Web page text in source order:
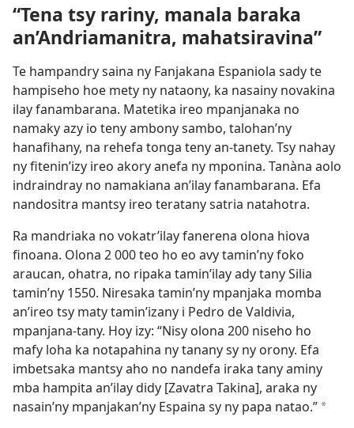
“Tena tsy rariny, manala baraka
an’Andriamanitra, mahatsiravina”
Te hampandry saina ny Fanjakana Espaniola sady te
hampiseho hoe mety ny nataony, ka nasainy novakina
ilay fanambarana. Matetika ireo mpanjanaka no
namaky azy io teny ambony sambo, talohan’ny
hanafihany, na rehefa tonga teny an-tanety. Tsy nahay
ny fitenin’izy ireo akory anefa ny mponina. Tanàna aolo
indraindray no namakiana an’ilay fanambarana. Efa
nandositra mantsy ireo teratany satria natahotra.
Ra mandriaka no vokatr’ilay fanerena olona hiova
finoana. Olona 2 000 teo ho eo avy tamin’ny foko
araucan, ohatra, no ripaka tamin’ilay ady tany Silia
tamin’ny 1550. Niresaka tamin’ny mpanjaka momba
an’ireo tsy maty tamin’izany i Pedro de Valdivia,
mpanjana-tany. Hoy izy: “Nisy olona 200 niseho ho
mafy loha ka notapahina ny tanany sy ny orony. Efa
imbetsaka mantsy aho no nandefa iraka tany aminy
mba hampita an’ilay didy [Zavatra Takina], araka ny
nasain’ny mpanjakan’ny Espaina sy ny papa natao.” *